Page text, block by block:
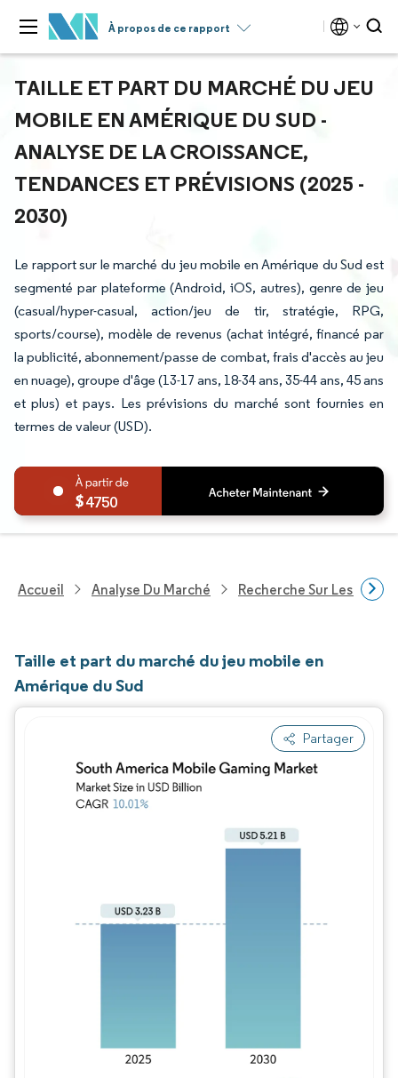
À propos de ce rapport
TAILLE ET PART DU MARCHÉ DU JEU
MOBILE EN AMÉRIQUE DU SUD -
ANALYSE DE LA CROISSANCE,
TENDANCES ET PRÉVISIONS (2025 -
2030)
Le rapport sur le marché du jeu mobile en Amérique du Sud est
segmenté par plateforme (Android, iOS, autres), genre de jeu
(casual/hyper-casual, action/jeu de tir, stratégie, RPG,
sports/course), modèle de revenus (achat intégré, financé par
la publicité, abonnement/passe de combat, frais d'accès au jeu
en nuage), groupe d'âge (13-17 ans, 18-34 ans, 35-44 ans, 45 ans
et plus) et pays. Les prévisions du marché sont fournies en
termes de valeur (USD).
4750
Accueil Analyse Du Marché Recherche Sur Les
Taille et part du marché du jeu mobile en
Amérique du Sud
Partager